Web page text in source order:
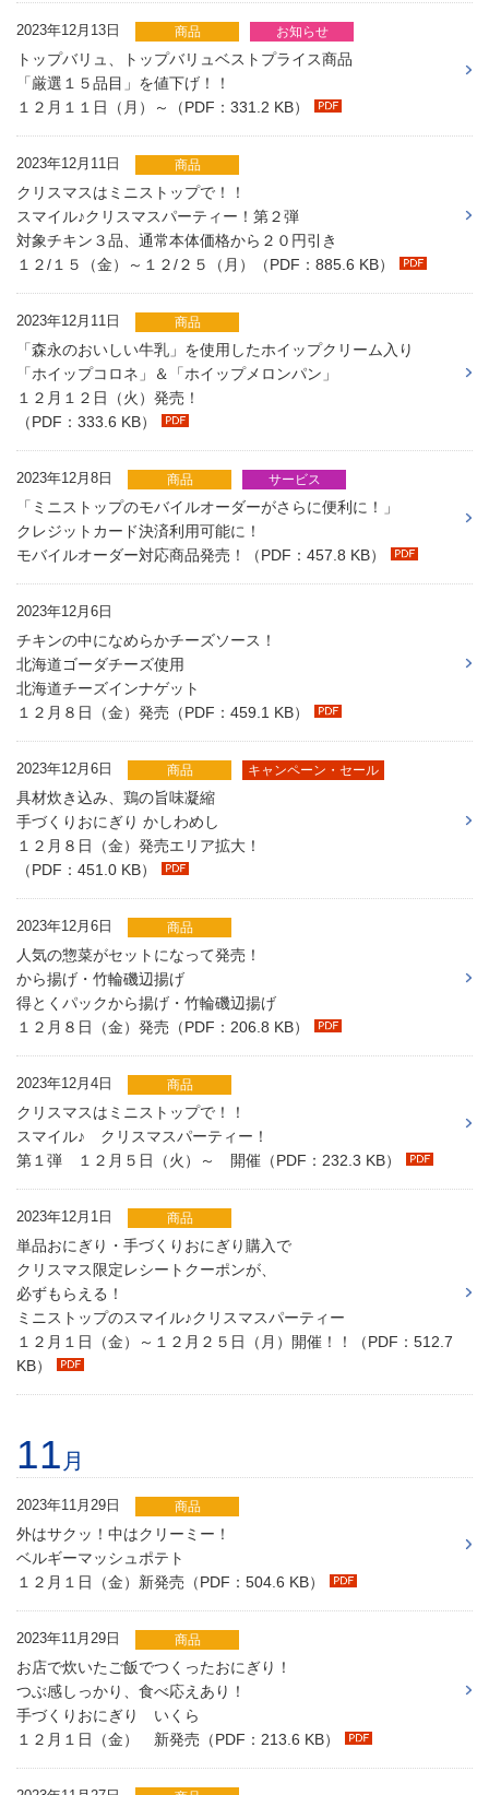
2023年12月13日 商品 お知らせ
トップバリュ、トップバリュベストプライス商品
「厳選１５品目」を値下げ！！
１２月１１日（月）～（PDF：331.2 KB）
2023年12月11日 商品
クリスマスはミニストップで！！
スマイル♪クリスマスパーティー！第２弾
対象チキン３品、通常本体価格から２０円引き
１２/１５（金）～１２/２５（月）（PDF：885.6 KB）
2023年12月11日 商品
「森永のおいしい牛乳」を使用したホイップクリーム入り
「ホイップコロネ」＆「ホイップメロンパン」
１２月１２日（火）発売！
（PDF：333.6 KB）
2023年12月8日 商品 サービス
「ミニストップのモバイルオーダーがさらに便利に！」
クレジットカード決済利用可能に！
モバイルオーダー対応商品発売！（PDF：457.8 KB）
2023年12月6日
チキンの中になめらかチーズソース！
北海道ゴーダチーズ使用
北海道チーズインナゲット
１２月８日（金）発売（PDF：459.1 KB）
2023年12月6日 商品 キャンペーン・セール
具材炊き込み、鶏の旨味凝縮
手づくりおにぎり かしわめし
１２月８日（金）発売エリア拡大！
（PDF：451.0 KB）
2023年12月6日 商品
人気の惣菜がセットになって発売！
から揚げ・竹輪磯辺揚げ
得とくパックから揚げ・竹輪磯辺揚げ
１２月８日（金）発売（PDF：206.8 KB）
2023年12月4日 商品
クリスマスはミニストップで！！
スマイル♪ クリスマスパーティー！
第１弾 １２月５日（火）～ 開催（PDF：232.3 KB）
2023年12月1日 商品
単品おにぎり・手づくりおにぎり購入で
クリスマス限定レシートクーポンが、
必ずもらえる！
ミニストップのスマイル♪クリスマスパーティー
１２月１日（金）～１２月２５日（月）開催！！（PDF：512.7
KB）
11 月
2023年11月29日 商品
外はサクッ！中はクリーミー！
ベルギーマッシュポテト
１２月１日（金）新発売（PDF：504.6 KB）
2023年11月29日 商品
お店で炊いたご飯でつくったおにぎり！
つぶ感しっかり、食べ応えあり！
手づくりおにぎり いくら
１２月１日（金） 新発売（PDF：213.6 KB）